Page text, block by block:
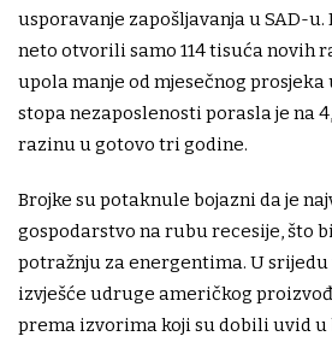
usporavanje zapošljavanja u SAD-
neto otvorili samo 114 tisuća novih
upola manje od mjesečnog prosjeka
stopa nezaposlenosti porasla je na
razinu u gotovo tri godine.
Brojke su potaknule bojazni da je
gospodarstvo na rubu recesije, što
potražnju za energentima. U
izvješće udruge američkog
prema izvorima koji su dobili uvid u